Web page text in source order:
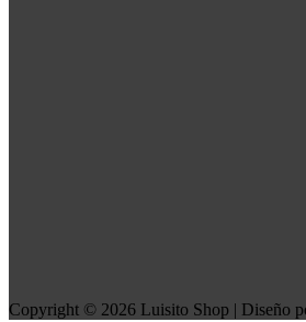
Copyright © 2026 Luisito Shop | Diseño